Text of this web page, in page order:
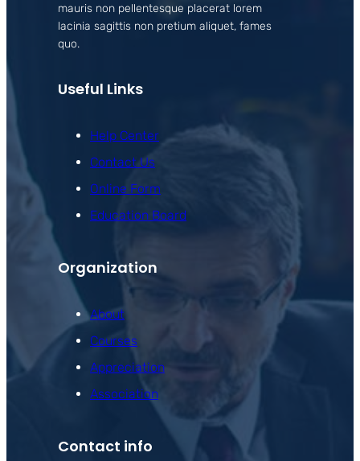
mauris non pellentesque placerat lorem
lacinia sagittis non pretium aliquet, fames
quo.
Useful Links
Help Center
Contact Us
Online Form
Education Board
Organization
About
Courses
Appreciation
Association
Contact info